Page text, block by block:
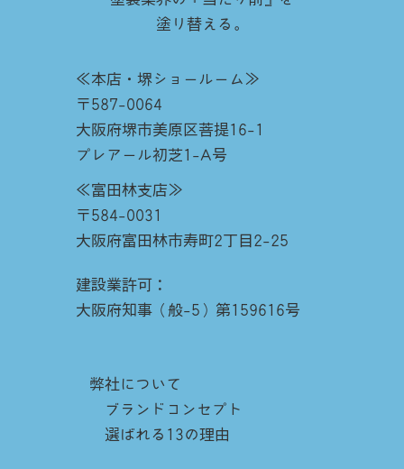
塗り替える。
≪本店・堺ショールーム≫
〒587-0064
大阪府堺市美原区菩提16-1
プレアール初芝1-A号
≪富田林支店≫
〒584-0031
大阪府富田林市寿町2丁目2-25
建設業許可：
大阪府知事（般-5）第159616号
弊社について
ブランドコンセプト
選ばれる13の理由